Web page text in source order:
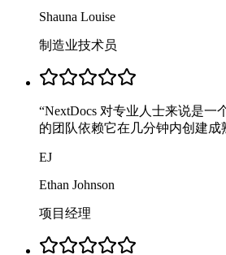
Shauna Louise
制造业技术员
“NextDocs 对专业人士来说是一
的团队依赖它在几分钟内创建成
EJ
Ethan Johnson
项目经理